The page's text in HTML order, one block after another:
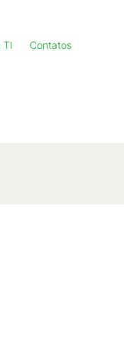
TI Contatos